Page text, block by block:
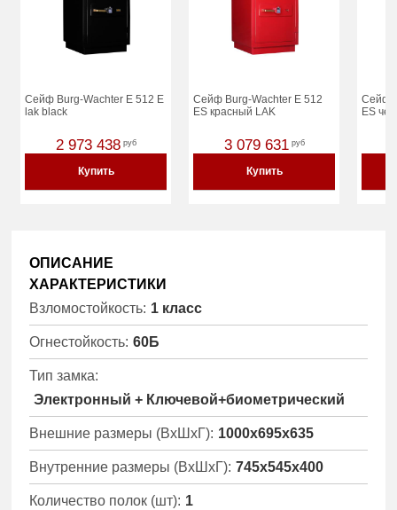
Сейф Burg-Wachter E 512 E
lak black
2 973 438 руб
Купить
Сейф Burg-Wachter E 512
ES красный LAK
3 079 631 руб
Купить
Сейф
ES
ОПИСАНИЕ
ХАРАКТЕРИСТИКИ
Взломостойкость: 1 класс
Огнестойкость: 60Б
Тип замка:
Электронный + Ключевой+биометрический
Внешние размеры (ВхШхГ): 1000x695x635
Внутренние размеры (ВхШхГ): 745x545x400
Количество полок (шт): 1